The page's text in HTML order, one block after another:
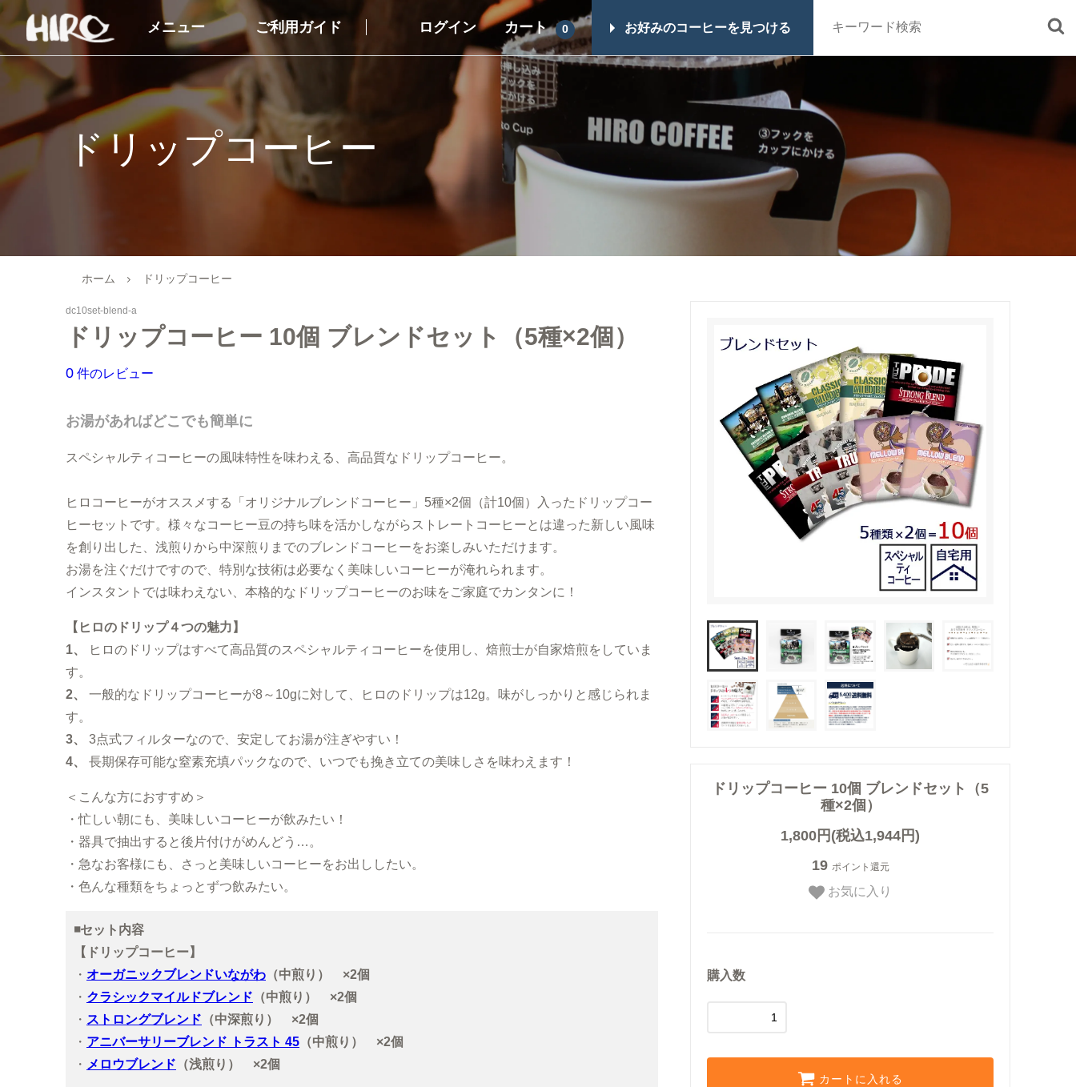
メニュー
自家焙煎コーヒー豆
コーヒー豆（すべて）
コーヒーマイスターセレクト
オーガニックコーヒー
デカフェオーガニック（カフ
ェインレス）
コーヒー商品
ドリップコーヒー
アイスコーヒー
カフェオレベース
送料無料（コーヒー）
ギフト一覧
コーヒーギフト（すべて）
コーヒーマイスターセレクト
レギュラーコーヒーギフト
ドリップコーヒーギフト
スイーツとコーヒーギフト
スイーツ
ップ
■特集 一覧
■原材料・販売期間一覧
ヒロコーヒーについて
スペシャルティコーヒーとは
オーガニックコーヒーへのこだわ
0120-16-1050
(受付時間 9時〜18時)
ご利用ガイド ログイン カート 0 お好みのコーヒーを見つける
ドリップコーヒー
ホーム ドリップコーヒー
ドリップコーヒー 10個 ブレンドセット（5
種×2個）
1,800円(税込1,944円)
19 ポイント還元
お気に入り
購入数
カートに入れる
dc10set-blend-a
ドリップコーヒー 10個 ブレンドセット（5種×2個）
0 件のレビュー
お湯があればどこでも簡単に
スペシャルティコーヒーの風味特性を味わえる、高品質なドリップコーヒー。
ヒロコーヒーがオススメする「オリジナルブレンドコーヒー」5種×2個（計10個）入ったドリップコー
ヒーセットです。様々なコーヒー豆の持ち味を活かしながらストレートコーヒーとは違った新しい風味
を創り出した、浅煎りから中深煎りまでのブレンドコーヒーをお楽しみいただけます。
お湯を注ぐだけですので、特別な技術は必要なく美味しいコーヒーが淹れられます。
インスタントでは味わえない、本格的なドリップコーヒーのお味をご家庭でカンタンに！
【ヒロのドリップ４つの魅力】
1、
ヒロのドリップはすべて高品質のスペシャルティコーヒーを使用し、焙煎士が自家焙煎をしていま
す。
2、
一般的なドリップコーヒーが8～10gに対して、 ヒロのドリップは12g。味がしっかりと感じられま
す。
3、
3点式フィルターなので、安定してお湯が注ぎやすい！
4、
長期保存可能な窒素充填パック なので、いつでも挽き立ての美味しさを味わえます！
＜こんな方におすすめ＞
・忙しい朝にも、美味しいコーヒーが飲みたい！
・器具で抽出すると後片付けがめんどう…。
・急なお客様にも、さっと美味しいコーヒーをお出ししたい。
・色んな種類をちょっとずつ飲みたい。
◾️セット内容
【ドリップコーヒー】
・ オーガニックブレンドいながわ （中煎り） ×2個
・ クラシックマイルドブレンド （中煎り） ×2個
・ ストロングブレンド （中深煎り） ×2個
・ アニバーサリーブレンド トラスト 45 （中煎り） ×2個
・ メロウブレンド （浅煎り） ×2個